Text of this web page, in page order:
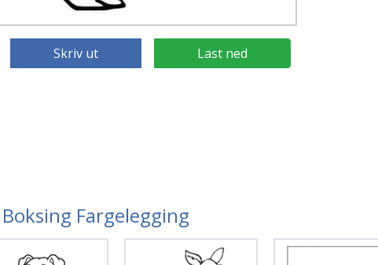
Skriv ut Last ned
Fargelegging